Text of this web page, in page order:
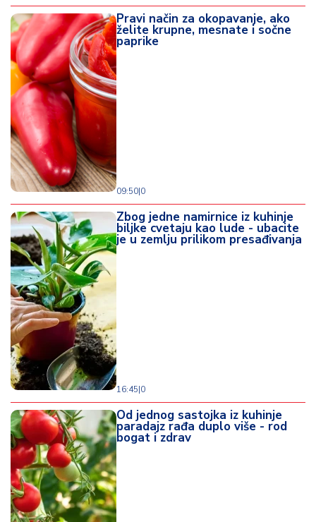
Pravi način za okopavanje, ako
želite krupne, mesnate i sočne
paprike
09:50|0
Zbog jedne namirnice iz kuhinje
biljke cvetaju kao lude - ubacite
je u zemlju prilikom presađivanja
16:45|0
Od jednog sastojka iz kuhinje
paradajz rađa duplo više - rod
bogat i zdrav